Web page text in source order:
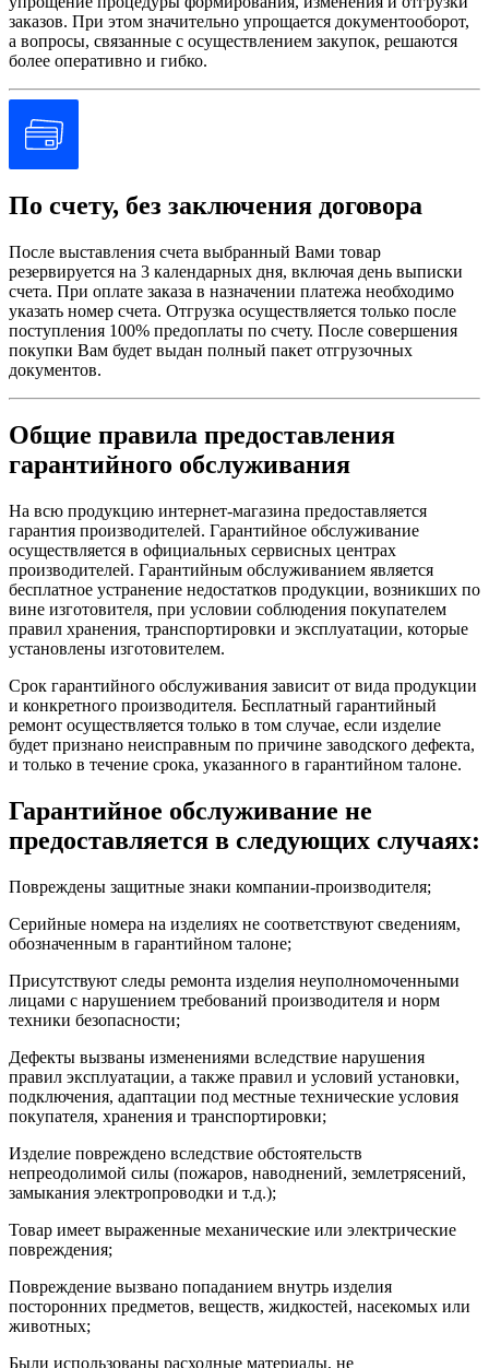
заказов. При этом значительно упрощается документооборот,
а вопросы, связанные с осуществлением закупок, решаются
более оперативно и гибко.
По счету, без заключения договора
После выставления счета выбранный Вами товар
резервируется на 3 календарных дня, включая день выписки
счета. При оплате заказа в назначении платежа необходимо
указать номер счета. Отгрузка осуществляется только после
поступления 100% предоплаты по счету. После совершения
покупки Вам будет выдан полный пакет отгрузочных
документов.
Общие правила предоставления
гарантийного обслуживания
На всю продукцию интернет-магазина предоставляется
гарантия производителей. Гарантийное обслуживание
осуществляется в официальных сервисных центрах
производителей. Гарантийным обслуживанием является
бесплатное устранение недостатков продукции, возникших по
вине изготовителя, при условии соблюдения покупателем
правил хранения, транспортировки и эксплуатации, которые
установлены изготовителем.
Срок гарантийного обслуживания зависит от вида продукции
и конкретного производителя. Бесплатный гарантийный
ремонт осуществляется только в том случае, если изделие
будет признано неисправным по причине заводского дефекта,
и только в течение срока, указанного в гарантийном талоне.
Гарантийное обслуживание не
предоставляется в следующих случаях:
Повреждены защитные знаки компании-производителя;
Серийные номера на изделиях не соответствуют сведениям,
обозначенным в гарантийном талоне;
Присутствуют следы ремонта изделия неуполномоченными
лицами с нарушением требований производителя и норм
техники безопасности;
Дефекты вызваны изменениями вследствие нарушения
правил эксплуатации, а также правил и условий установки,
подключения, адаптации под местные технические условия
покупателя, хранения и транспортировки;
Изделие повреждено вследствие обстоятельств
непреодолимой силы (пожаров, наводнений, землетрясений,
замыкания электропроводки и т.д.);
Товар имеет выраженные механические или электрические
повреждения;
Повреждение вызвано попаданием внутрь изделия
посторонних предметов, веществ, жидкостей, насекомых или
животных;
Были использованы расходные материалы, не